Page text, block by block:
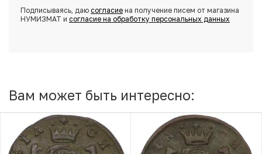
Подписываясь, даю согласиена получение писем от магазина
НУМИЗМАТ и согласие на обработку персональных данных
Вам может быть интересно: